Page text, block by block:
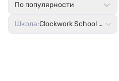
По популярности
Школа:Clockwork School